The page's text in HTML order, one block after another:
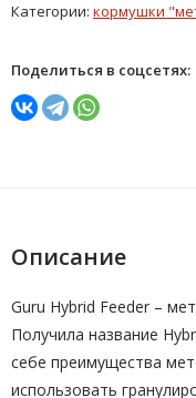
Категории: кормушки
Поделиться в соцсетях:
Описание
Guru Hybrid Feeder –
Получила название
себе преимущества
использовать